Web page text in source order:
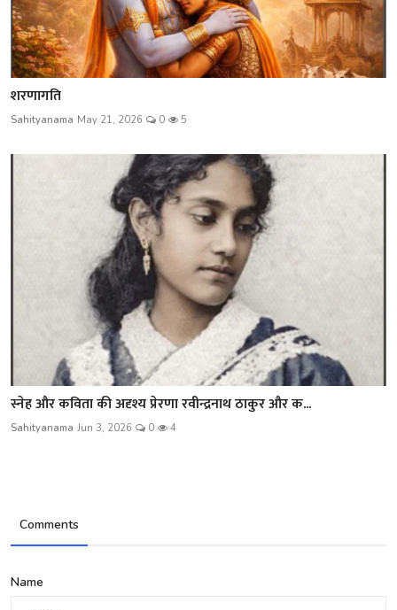
शरणागति
Sahityanama May 21, 2026 0 5
स्नेह और कविता की अदृश्य प्रेरणा रवीन्द्रनाथ ठाकुर और क...
Sahityanama Jun 3, 2026 0 4
Comments
Name